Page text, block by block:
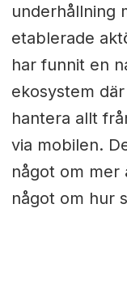
underhållning
etablerade
har funnit en
ekosystem
hantera allt
via mobilen.
något om mer
något om hur